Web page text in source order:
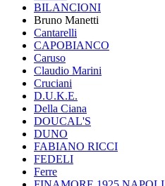
BILANCIONI
Bruno Manetti
Cantarelli
CAPOBIANCO
Caruso
Claudio Marini
Cruciani
D.U.K.E.
Della Ciana
DOUCAL'S
DUNO
FABIANO RICCI
FEDELI
Ferre